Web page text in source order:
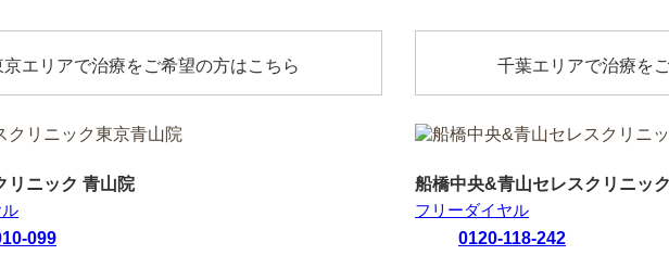
京エリアで治療をご希望の方はこちら
リニック 青山院
099
千葉エリアで治療を
船橋中央&青山セレスクリニッ
フリーダイヤル
0120-118-242